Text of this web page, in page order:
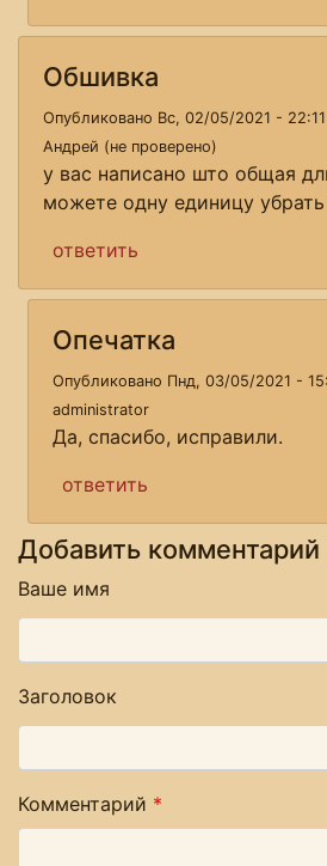
Обшивка
Опубликовано Вс, 02/05/2021 - 22:11
Андрей (не проверено)
у вас написано што общая
можете одну единицу
ответить
Опечатка
Опубликовано Пнд, 03/05/2021 -
administrator
Да, спасибо, исправили.
ответить
Добавить комментарий
Ваше имя
Заголовок
Комментарий *